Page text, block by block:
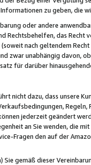
zu geben, die
oder andere
Rechtsbehelfen, das
nach geltendem
zwar unabhängig davon,
für darüber
nicht dazu, dass unsere
jederzeit geändert
an Sie wenden, die
Fragen den auf der
Sie gemäß dieser